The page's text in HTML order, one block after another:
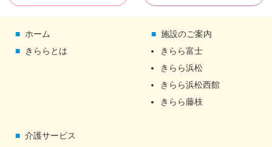
ホーム
きららとは
施設のご案内
きらら富士
きらら浜松
きらら浜松西館
きらら藤枝
介護サービス